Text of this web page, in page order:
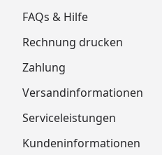
FAQs & Hilfe
Rechnung drucken
Zahlung
Versandinformationen
Serviceleistungen
Kundeninformationen